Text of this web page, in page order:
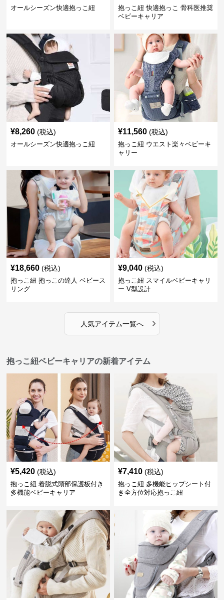
オールシーズン快適抱っこ紐
抱っこ紐 快適抱っこ 骨科医推奨
ベビーキャリア
¥8,260 (税込)
オールシーズン快適抱っこ紐
¥11,560 (税込)
抱っこ紐 ウエスト楽々ベビーキ
ャリー
¥18,660 (税込)
抱っこ紐 抱っこの達人 ベビース
リング
¥9,040 (税込)
抱っこ紐 スマイルベビーキャリ
ー V型設計
人気アイテム一覧へ ›
抱っこ紐ベビーキャリアの新着アイテム
¥5,420 (税込)
抱っこ紐 着脱式頭部保護板付き
多機能ベビーキャリア
¥7,410 (税込)
抱っこ紐 多機能ヒップシート付
き全方位対応抱っこ紐